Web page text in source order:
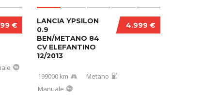
€ 4.999 €
LANCIA YPSILON
0.9
BEN/METANO 84
CV ELEFANTINO
12/2013
199000 km
Metano
Manuale